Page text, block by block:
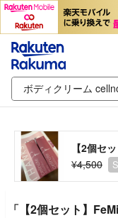
【2個セ
¥4,500
「【2個セット】